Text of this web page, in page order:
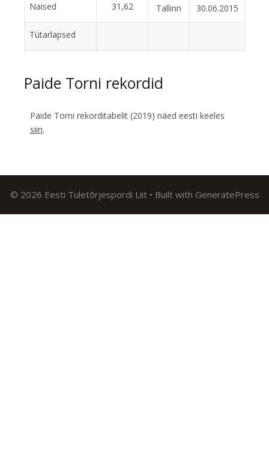
Naised 31,62 Tallinn 30.06.2015
Tütarlapsed
Paide Torni rekordid
Paide Torni rekorditabelit (2019) näed eesti keeles
siin.
© 2026 Eesti Tuletõrjespordi Liit• Built with GeneratePress